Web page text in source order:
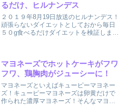
るだけ、ヒルナンデス
２０１９年8月19日放送のヒルナンデス！
頑張らないダイエットとしておから毎日
５０g食べるだけダイエットを検証しまし
マヨネーズでホットケーキがフワ
フワ、鶏胸肉がジューシーに！
マヨネーズといえばキューピーマヨネー
ズ！キューピーマヨネーズは卵黄だけで
作られた濃厚マヨネーズ！そんなマヨネ